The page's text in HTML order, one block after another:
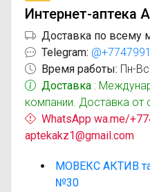
Интернет-аптека
Доставка по всему
Telegram:
Время работы: Пн-
Доставка :
компании. Доставка от
WhatsApp wa.me/
aptekakz1@gmail.com
МОВЕКС АКТИВ
№30